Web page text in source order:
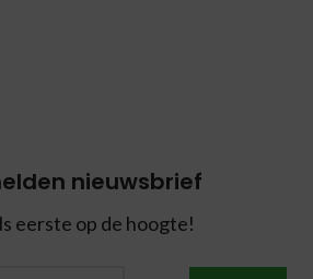
nieuwsbrief
eerste op de hoogte!